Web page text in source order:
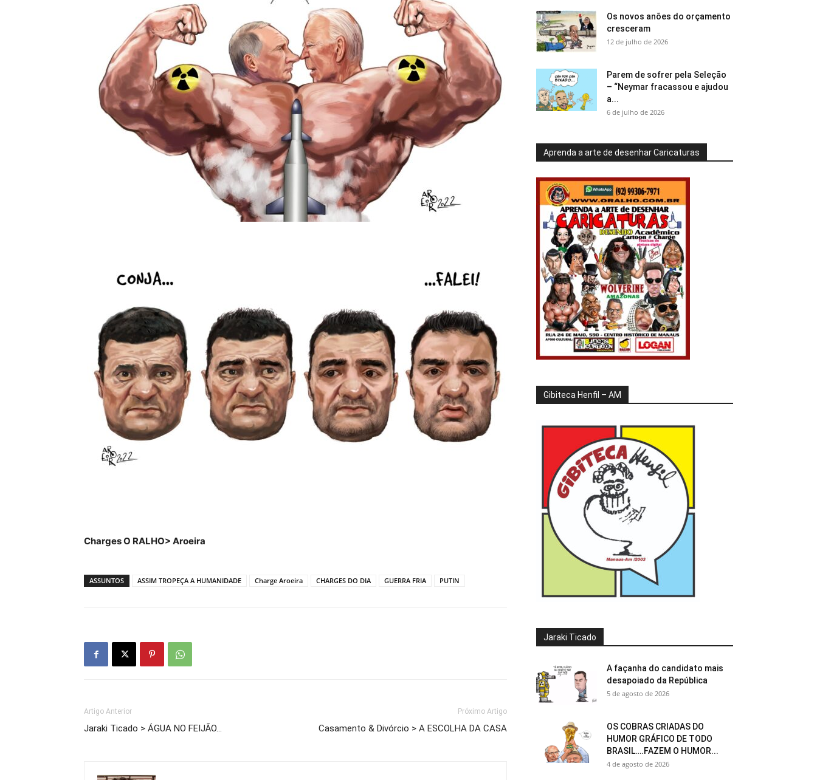
Charges O RALHO> Aroeira
ASSUNTOS ASSIM TROPEÇA A HUMANIDADE Charge Aroeira CHARGES DO DIA GUERRA FRIA PUTIN
Artigo Anterior
Jaraki Ticado > ÁGUA NO FEIJÃO…
Próximo Artigo
Casamento & Divórcio > A ESCOLHA DA CASA
Os novos anões do orçamento
cresceram
12 de julho de 2026
Parem de sofrer pela Seleção
– “Neymar fracassou e ajudou
a...
6 de julho de 2026
Aprenda a arte de desenhar Caricaturas
Gibiteca Henfil – AM
Jaraki Ticado
A façanha do candidato mais
desapoiado da República
5 de agosto de 2026
OS COBRAS CRIADAS DO
HUMOR GRÁFICO DE TODO
BRASIL….FAZEM O HUMOR...
4 de agosto de 2026